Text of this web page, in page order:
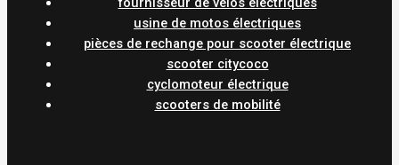
usine de motos électriques
pièces de rechange pour scooter électrique
scooter citycoco
cyclomoteur électrique
scooters de mobilité